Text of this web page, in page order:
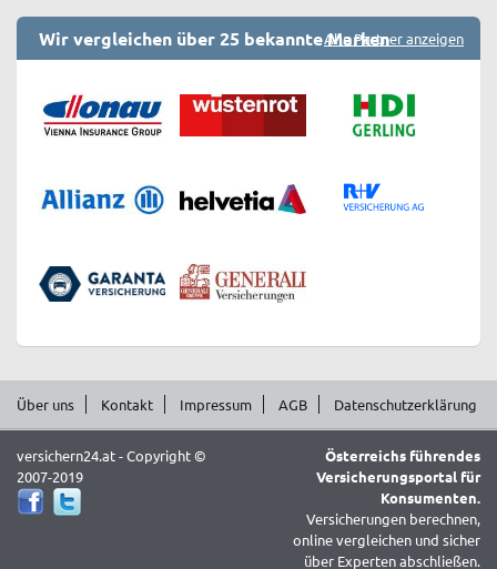
Wir vergleichen über 25 bekannte MarkenAlle Partner anzeigen
Über uns Kontakt Impressum AGB Datenschutzerklärung
versichern24.at - Copyright ©
2007-2019
Österreichs führendes
Versicherungsportal für
Konsumenten.
Versicherungen berechnen,
online vergleichen und sicher
über Experten abschließen.